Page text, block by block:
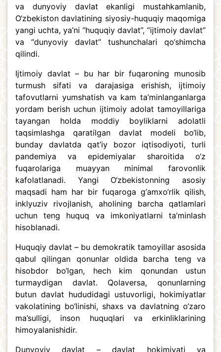
va dunyoviy davlat ekanligi mustahkamlanib,
O‘zbekiston davlatining siyosiy-huquqiy maqomiga
yangi uchta, ya’ni “huquqiy davlat”, “ijtimoiy davlat”
va “dunyoviy davlat” tushunchalari qo‘shimcha
qilindi.
Ijtimoiy davlat – bu har bir fuqaroning munosib
turmush sifati va darajasiga erishish, ijtimoiy
tafovutlarni yumshatish va kam ta’minlanganlarga
yordam berish uchun ijtimoiy adolat tamoyillariga
tayangan holda moddiy boyliklarni adolatli
taqsimlashga qaratilgan davlat modeli bo‘lib,
bunday davlatda qat’iy bozor iqtisodiyoti, turli
pandemiya va epidemiyalar sharoitida o‘z
fuqarolariga muayyan minimal farovonlik
kafolatlanadi. Yangi O‘zbekistonning asosiy
maqsadi ham har bir fuqaroga g‘amxo‘rlik qilish,
inklyuziv rivojlanish, aholining barcha qatlamlari
uchun teng huquq va imkoniyatlarni ta’minlash
hisoblanadi.
Huquqiy davlat – bu demokratik tamoyillar asosida
qabul qilingan qonunlar oldida barcha teng va
hisobdor bo‘lgan, hech kim qonundan ustun
turmaydigan davlat. Qolaversa, qonunlarning
butun davlat hududidagi ustuvorligi, hokimiyatlar
vakolatining bo‘linishi, shaxs va davlatning o‘zaro
ma’sulligi, inson huquqlari va erkinliklarining
himoyalanishidir.
Dunyoviy davlat – davlat hokimiyati va